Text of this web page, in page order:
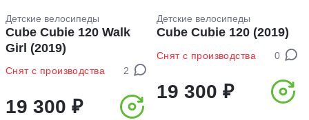
Детские велосипеды
Cube Cubie 120 Walk
Girl (2019)
Снят с производства 2
19 300 ₽
Детские велосипеды
Cube Cubie 120 (2019)
Снят с производства 0
19 300 ₽